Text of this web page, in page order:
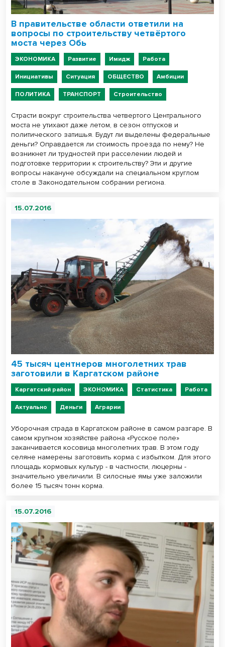
В правительстве области ответили на
вопросы по строительству четвёртого
моста через Обь
ЭКОНОМИКА Развитие Имидж Работа
Инициативы Ситуация ОБЩЕСТВО Амбиции
ПОЛИТИКА ТРАНСПОРТ Строительство
Страсти вокруг строительства четвертого Центрального
моста не утихают даже летом, в сезон отпусков и
политического затишья. Будут ли выделены федеральные
деньги? Оправдается ли стоимость проезда по нему? Не
возникнет ли трудностей при расселении людей и
подготовке территории к строительству? Эти и другие
вопросы накануне обсуждали на специальном круглом
столе в Законодательном собрании региона.
15.07.2016
45 тысяч центнеров многолетних трав
заготовили в Каргатском районе
Каргатский район ЭКОНОМИКА Статистика Работа
Актуально Деньги Аграрии
Уборочная страда в Каргатском районе в самом разгаре. В
самом крупном хозяйстве района «Русское поле»
заканчивается косовица многолетних трав. В этом году
селяне намерены заготовить корма с избытком. Для этого
площадь кормовых культур - в частности, люцерны -
значительно увеличили. В силосные ямы уже заложили
более 15 тысяч тонн корма.
15.07.2016